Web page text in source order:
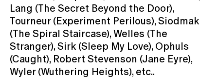
Lang (The Secret Beyond the Door),
Tourneur (Experiment Perilous), Siodmak
(The Spiral Staircase), Welles (The
Stranger), Sirk (Sleep My Love), Ophuls
(Caught), Robert Stevenson (Jane Eyre),
Wyler (Wuthering Heights), etc..